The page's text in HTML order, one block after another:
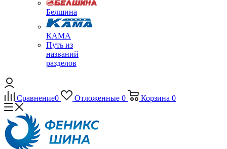
Белшина
КАМА
Путь из
названий
разделов
Сравнение0 Отложенные 0 Корзина 0